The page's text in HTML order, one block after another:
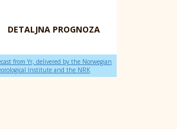
DETALJNA PROGNOZA
from Yr, delivered by the Norwegian
Institute and the NRK